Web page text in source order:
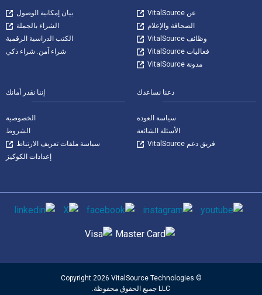
عن VitalSource
الصحافة والإعلام
وظائف VitalSource
فعاليات VitalSource
مدونة VitalSource
بيان إمكانية الوصول
الشراء بالجملة
الكتب الدراسية الرقمية
شراء آمن. شراء ذكي
دعنا نساعدك
سياسة العودة
الأسئلة الشائعة
فريق دعم VitalSource
إننا نقدر أمانك
الخصوصية
الشروط
سياسة ملفات تعريف الارتباط
إعدادات الكوكيز
وسائل التواصل الاجتماعي
© Copyright 2026 VitalSource Technologies
LLC جميع الحقوق محفوظة.